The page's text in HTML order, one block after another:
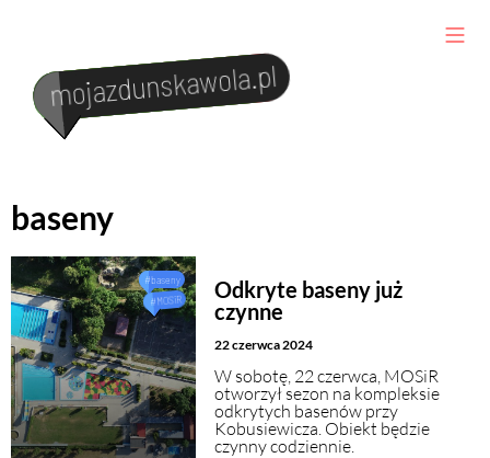
mojazdunskawola.pl
#nowyparkmiejski
#galeriasztuki
#policyjnehistorie
#wypadeknadrodze
#ważnainwestycja
Kalendarium
Turystyka i transport
Kontakt
baseny
#baseny
#MOSiR
Odkryte baseny już
czynne
22 czerwca 2024
W sobotę, 22 czerwca, MOSiR
otworzył sezon na kompleksie
odkrytych basenów przy
Kobusiewicza. Obiekt będzie
czynny codziennie.